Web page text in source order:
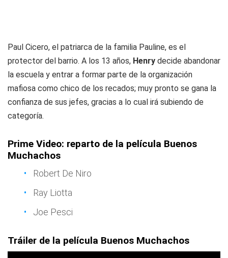
Paul Cicero, el patriarca de la familia Pauline, es el
protector del barrio. A los 13 años, Henry decide abandonar
la escuela y entrar a formar parte de la organización
mafiosa como chico de los recados; muy pronto se gana la
confianza de sus jefes, gracias a lo cual irá subiendo de
categoría.
Prime Video: reparto de la película Buenos
Muchachos
Robert De Niro
Ray Liotta
Joe Pesci
Tráiler de la película Buenos Muchachos